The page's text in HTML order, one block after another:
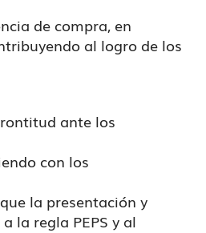
de compra, en
al logro de los
ante los
con los
la presentación y
la regla PEPS y al